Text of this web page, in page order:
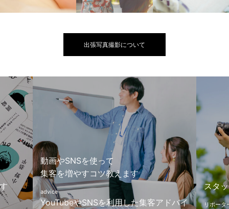
出張写真撮影について
バイ
スタッフ紹介
リポーター・フォトグラファー・映像クリエイター
スタ
ディレク